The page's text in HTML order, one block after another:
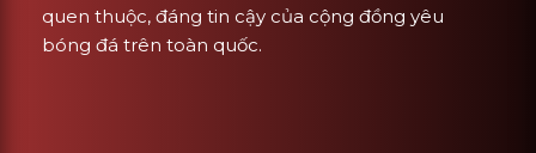
quen thuộc, đáng tin cậy của cộng đồng yêu
bóng đá trên toàn quốc.